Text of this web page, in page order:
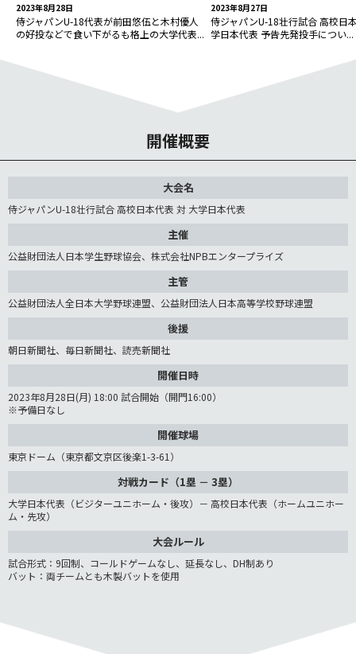
2023年8月28日
侍ジャパンU-18代表が前田悠伍と木村優人
の好投などで食い下がるも格上の大学代表...
2023年8月27日
侍ジャパンU-18壮行試合 高校日
学日本代表 予告先発投手につい...
開催概要
大会名
侍ジャパンU-18壮行試合 高校日本代表 対 大学日本代表
主催
公益財団法人日本学生野球協会、株式会社NPBエンタープライズ
主管
公益財団法人全日本大学野球連盟、公益財団法人日本高等学校野球連盟
後援
朝日新聞社、毎日新聞社、読売新聞社
開催日時
2023年8月28日(月) 18:00 試合開始（開門16:00）
※予備日なし
開催球場
東京ドーム（東京都文京区後楽1-3-61）
対戦カード（1塁 － 3塁）
大学日本代表（ビジターユニホーム・後攻）－ 高校日本代表（ホームユニホー
ム・先攻）
大会ルール
試合形式：9回制、コールドゲームなし、延長なし、DH制あり
バット：両チームとも木製バットを使用